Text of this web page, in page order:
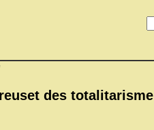
des totalitarisme